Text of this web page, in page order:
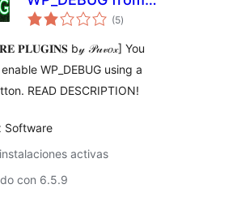
admin dashboard
(5total
de
)
𝐏𝐋𝐔𝐆𝐈𝐍𝐒 b𝓎 𝒫𝓊𝓋𝑜𝓍] You
WP_DEBUG using a
READ DESCRIPTION!
Software
activas
con 6.5.9